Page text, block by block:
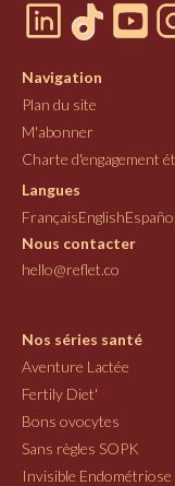
Navigation
Plan du site
M'abonner
Charte d'engagement
Langues
FrançaisEnglishEspañol
Nous contacter
hello@reflet.co
Nos séries santé
Aventure Lactée
Fertily Diet'
Bons ovocytes
Sans règles SOPK
Invisible Endométriose